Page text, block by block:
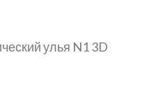
улья N1 3D